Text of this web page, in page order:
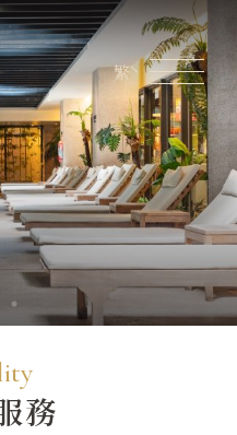
繁
務
線上旅展券使用說明